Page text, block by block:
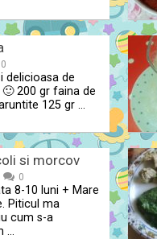
0
delicioasa de
200 gr faina de
125 gr …
si morcov
0
8-10 luni + Mare
Piticul ma
cum s-a
…